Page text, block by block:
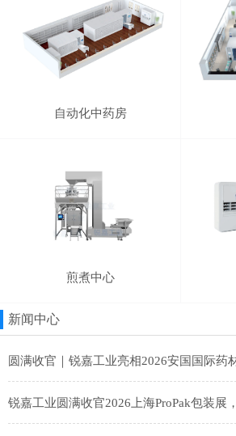
自动化中药房
煎煮中心
新闻中心